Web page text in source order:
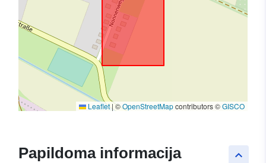
Leaflet|©OpenStreetMapcontributors ©GISCO
keyboard_arrow_up
Papildoma informacija